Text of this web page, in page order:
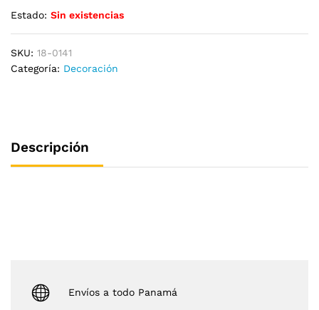
Estado: Sin existencias
SKU: 18-0141
Categoría: Decoración
Descripción
Envíos a todo Panamá